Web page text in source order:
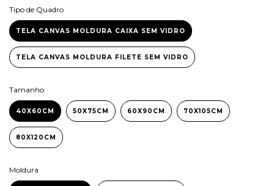
Tipo de Quadro
TELA CANVAS MOLDURA CAIXA SEM VIDRO
TELA CANVAS MOLDURA FILETE SEM VIDRO
Tamanho
40X60CM 50X75CM 60X90CM 70X105CM
80X120CM
Moldura